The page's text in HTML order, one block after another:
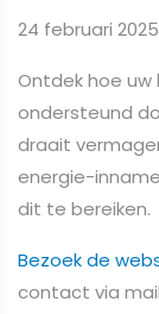
24 februari 2025
Ontdek hoe
ondersteund
draait
energie-
dit te bereiken.
Bezoek de
contact via mail